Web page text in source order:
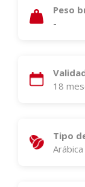
Peso
-
18
Tipo